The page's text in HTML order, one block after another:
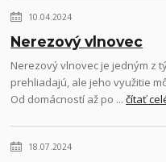
10.04.2024
Nerezový vlnovec
Nerezový vlnovec je jedným z
prehliadajú, ale jeho využitie
Od domácností až po ...čítať
18.07.2024